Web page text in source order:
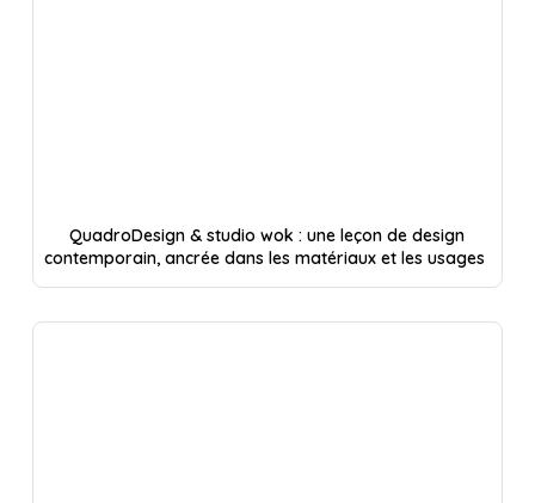
QuadroDesign & studio wok : une leçon de design
contemporain, ancrée dans les matériaux et les usages